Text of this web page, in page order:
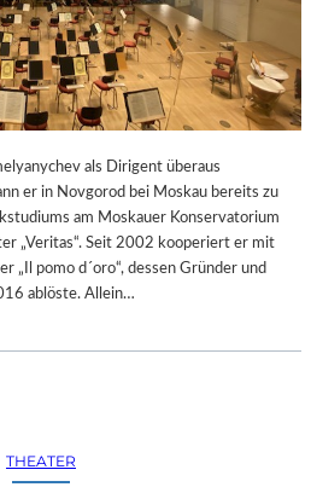
als Dirigent überaus
er in Novgorod bei Moskau bereits zu
am Moskauer Konservatorium
„Veritas“. Seit 2002 kooperiert er mit
„Il pomo d´oro“, dessen Gründer und
ablöste. Allein…
THEATER